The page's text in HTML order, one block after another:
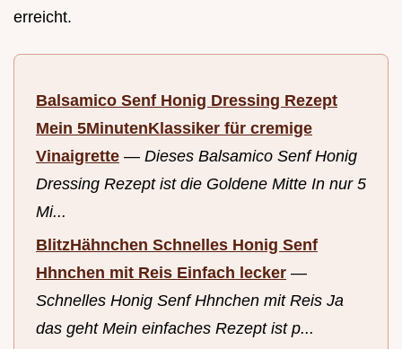
erreicht.
Balsamico Senf Honig Dressing Rezept
Mein 5MinutenKlassiker für cremige
Vinaigrette — Dieses Balsamico Senf Honig
Dressing Rezept ist die Goldene Mitte In nur 5
Mi...
BlitzHähnchen Schnelles Honig Senf
Hhnchen mit Reis Einfach lecker —
Schnelles Honig Senf Hhnchen mit Reis Ja
das geht Mein einfaches Rezept ist p...